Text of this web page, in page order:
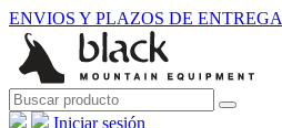
ENVIOS Y PLAZOS DE ENTREGA
Iniciar sesión